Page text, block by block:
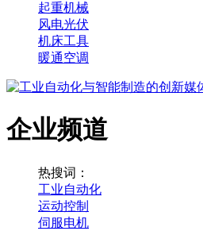
起重机械
风电光伏
机床工具
暖通空调
企业频道
热搜词：
工业自动化
运动控制
伺服电机